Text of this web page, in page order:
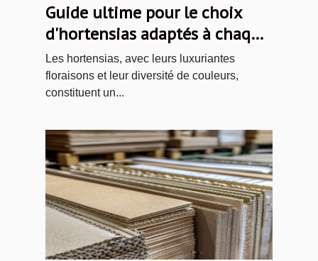
Guide ultime pour le choix
d'hortensias adaptés à chaque
jardin
Les hortensias, avec leurs luxuriantes
floraisons et leur diversité de couleurs,
constituent un...